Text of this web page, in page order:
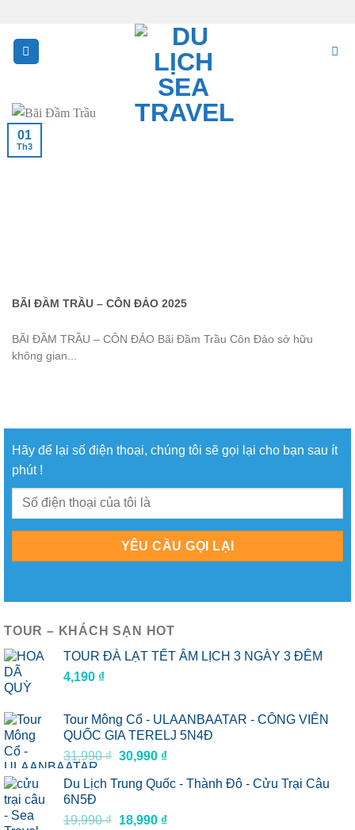
content
BÃI ĐẦM TRẦU – CÔN ĐẢO 2025
BÃI ĐẦM TRẦU – CÔN ĐẢO Bãi Đầm Trầu Côn Đảo sở hữu
không gian...
01
Th3
Hãy để lại số điện thoại, chúng tôi sẽ gọi lại cho bạn sau ít
phút !
TOUR – KHÁCH SẠN HOT
TOUR ĐÀ LẠT TẾT ÂM LỊCH 3 NGÀY 3 ĐÊM
4,190 ₫
Tour Mông Cổ - ULAANBAATAR - CÔNG VIÊN
QUỐC GIA TERELJ 5N4Đ
31,990₫ Giá
là:
30,990 ₫Giá
tại
30,990 ₫.
Du Lịch Trung Quốc - Thành Đô - Cửu Trại Câu
6N5Đ
19,990₫ Giá
18,990 ₫Giá